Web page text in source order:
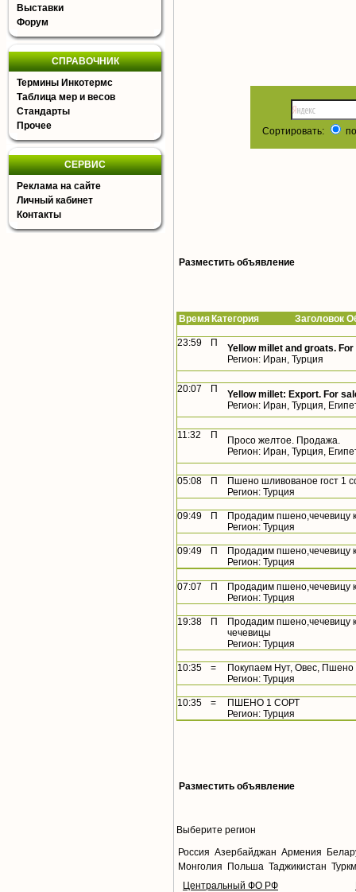
Выставки
Форум
СПРАВОЧНИК
Термины Инкотермс
Таблица мер и весов
Стандарты
Прочее
СЕРВИС
Реклама на сайте
Личный кабинет
Контакты
Сортировать:
Разместить объявление
Время Категория Заголовок
23:59 П Yellow millet and groats.
Регион: Иран, Турция
20:07 П Yellow millet: Export. For
Регион: Иран, Турция,
11:32 П
Просо желтое. Продажа.
Регион: Иран, Турция,
05:08 П
Пшено шливованое гост 1
Регион: Турция
09:49 П
Продадим
Регион: Турция
09:49 П
Продадим
Регион: Турция
07:07 П
Продадим пшено,чечевицу
Регион: Турция
19:38 П
Продадим
чечевицы
Регион: Турция
10:35 =
Покупаем Нут, Овес, Пшено
Регион: Турция
10:35 =
ПШЕНО 1 СОРТ
Регион: Турция
Разместить объявление
Выберите регион
Россия Азербайджан Армения
Монголия
Польша Таджикистан
Центральный ФО РФ